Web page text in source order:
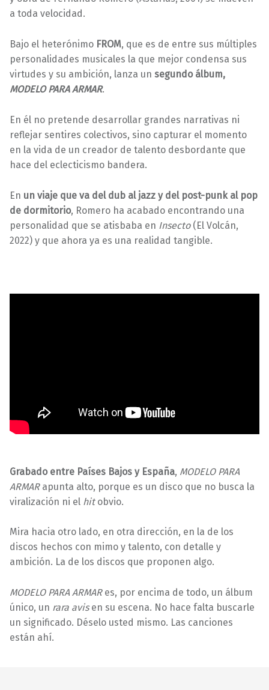
a toda velocidad.
Bajo el heterónimo FROM, que es de entre sus múltiples
personalidades musicales la que mejor condensa sus
virtudes y su ambición, lanza un segundo álbum,
MODELO PARA ARMAR.
En él no pretende desarrollar grandes narrativas ni
reflejar sentires colectivos, sino capturar el momento
en la vida de un creador de talento desbordante que
hace del eclecticismo bandera.
En un viaje que va del dub al jazz y del post-punk al pop
de dormitorio, Romero ha acabado encontrando una
personalidad que se atisbaba en Insecto(El Volcán,
2022) y que ahora ya es una realidad tangible.
Grabado entre Países Bajos y España, MODELO PARA
ARMARapunta alto, porque es un disco que no busca la
viralización ni el hitobvio.
Mira hacia otro lado, en otra dirección, en la de los
discos hechos con mimo y talento, con detalle y
ambición. La de los discos que proponen algo.
MODELO PARA ARMARes, por encima de todo, un álbum
único, un rara avisen su escena. No hace falta buscarle
un significado. Déselo usted mismo. Las canciones
están ahí.